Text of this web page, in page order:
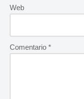
Web
Comentario *